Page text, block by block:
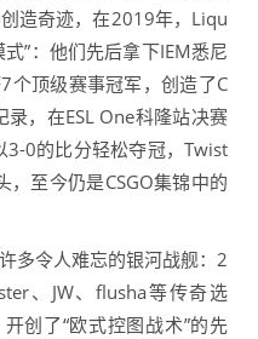
造奇迹，在2019年，Liqu
”：他们先后拿下IEM悉尼
个顶级赛事冠军，创造了C
，在ESL One科隆站决赛
3-0的比分轻松夺冠，Twist
，至今仍是CSGO集锦中的
多令人难忘的银河战舰：2
、JW、flusha等传奇选
创了“欧式控图战术”的先